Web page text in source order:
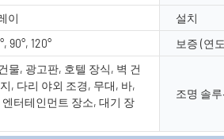
이
설치
90°, 120° 보증 (연
물, 광고판, 호텔 장식, 벽 건
, 다리 야외 조경, 무대, 바,
터테인먼트 장소, 대기 장
조명 솔